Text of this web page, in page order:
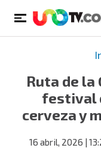
Ruta de la
festival
cerveza y
16 abril, 2026 |